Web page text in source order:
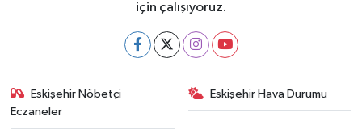
için çalışıyoruz.
Eskişehir Nöbetçi
Eczaneler
Eskişehir Hava Durumu